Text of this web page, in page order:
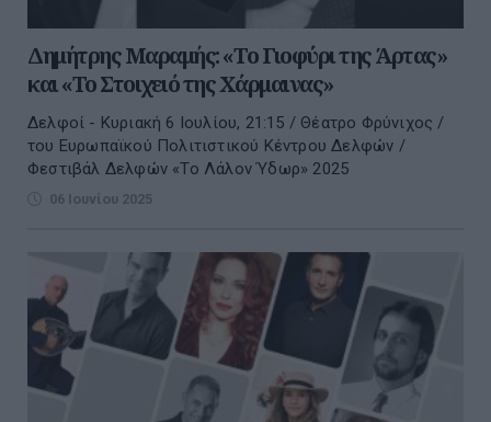
Δημήτρης Μαραμής: «Tο Γιοφύρι της Άρτας»
και «Το Στοιχειό της Χάρμαινας»
Δελφοί - Κυριακή 6 Ιουλίου, 21:15 / Θέατρο Φρύνιχος /
του Ευρωπαϊκού Πολιτιστικού Κέντρου Δελφών /
Φεστιβάλ Δελφών «To Λάλον Ύδωρ» 2025
06 Ιουνίου 2025